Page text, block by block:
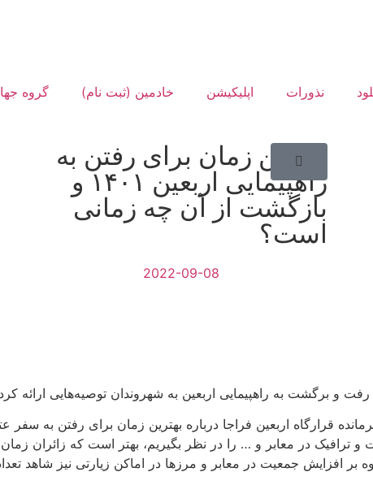
نذورات اپلیکیشن خادمین (ثبت نام) گروه
بهترین زمان برای رفتن به
راهپیمایی اربعین ۱۴۰۱ و
بازگشت از آن چه زمانی
است؟
2022-09-08
رفت و برگشت به راهپیمایی اربعین به شهروندان توصیه‌هایی ارائه
قرارگاه اربعین فراجا درباره بهترین زمان برای رفتن به سفر
و ترافیک در معابر و … را در نظر بگیریم، بهتر است که زائران
بر افزایش جمعیت در معابر و مرزها در اماکن زیارتی نیز شاهد